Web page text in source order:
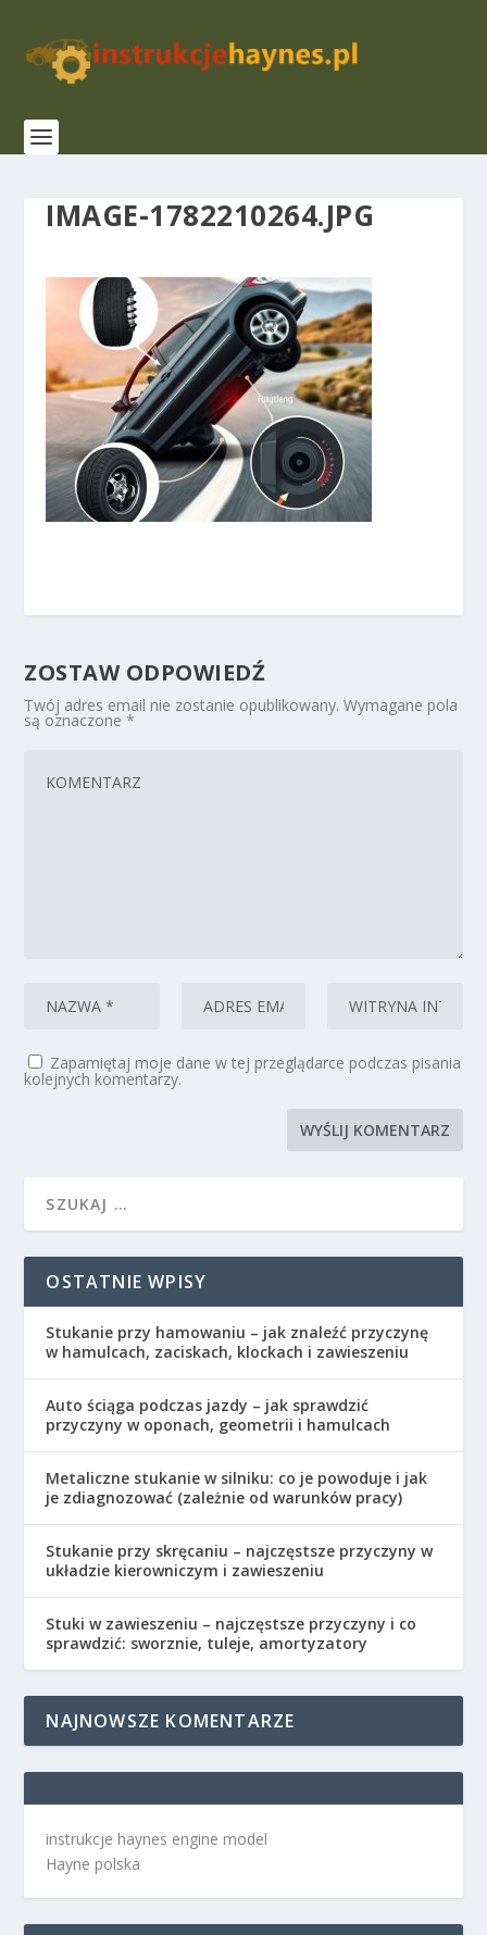
IMAGE-1782210264.JPG
ZOSTAW ODPOWIEDŹ
Twój adres email nie zostanie opublikowany. Wymagane pola
są oznaczone*
Zapamiętaj moje dane w tej przeglądarce podczas pisania
kolejnych komentarzy.
OSTATNIE WPISY
Stukanie przy hamowaniu – jak znaleźć przyczynę
w hamulcach, zaciskach, klockach i zawieszeniu
Auto ściąga podczas jazdy – jak sprawdzić
przyczyny w oponach, geometrii i hamulcach
Metaliczne stukanie w silniku: co je powoduje i jak
je zdiagnozować (zależnie od warunków pracy)
Stukanie przy skręcaniu – najczęstsze przyczyny w
układzie kierowniczym i zawieszeniu
Stuki w zawieszeniu – najczęstsze przyczyny i co
sprawdzić: sworznie, tuleje, amortyzatory
NAJNOWSZE KOMENTARZE
instrukcje haynes engine model
Hayne polska